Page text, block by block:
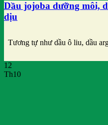
Dầu jojoba dưỡng môi,
dịu
Tương tự như dầu ô liu, dầu
12
Th10